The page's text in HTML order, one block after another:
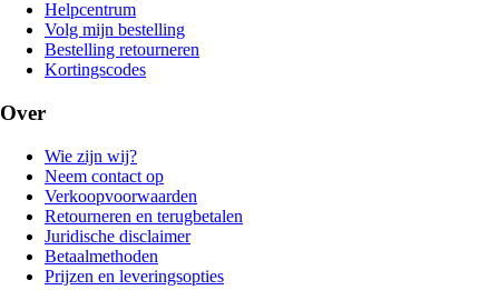
Helpcentrum
Volg mijn bestelling
Bestelling retourneren
Kortingscodes
Over
Wie zijn wij?
Neem contact op
Verkoopvoorwaarden
Retourneren en terugbetalen
Juridische disclaimer
Betaalmethoden
Prijzen en leveringsopties